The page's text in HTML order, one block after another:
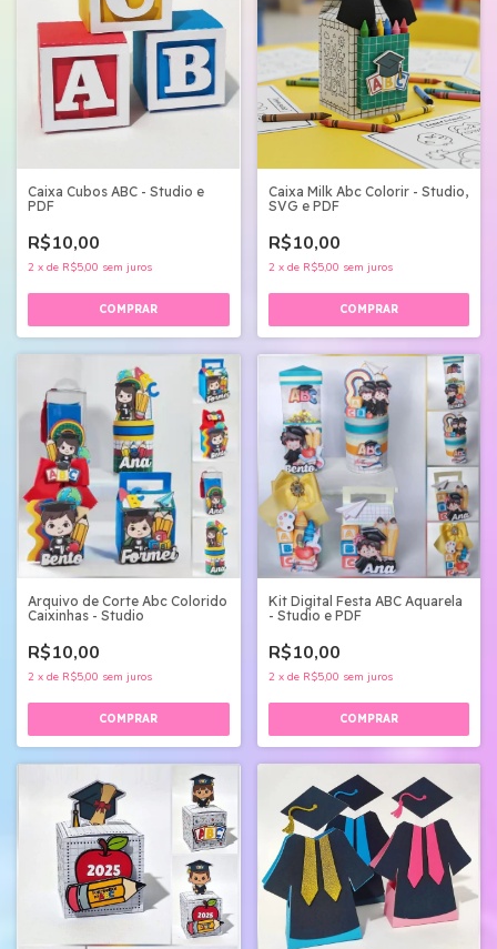
Caixa Cubos ABC - Studio e
PDF
R$10,00
2 x de R$5,00 sem juros
Caixa Milk Abc Colorir - Studio,
SVG e PDF
R$10,00
2 x de R$5,00 sem juros
Arquivo de Corte Abc Colorido
Caixinhas - Studio
R$10,00
2 x de R$5,00 sem juros
Kit Digital Festa ABC Aquarela
- Studio e PDF
R$10,00
2 x de R$5,00 sem juros